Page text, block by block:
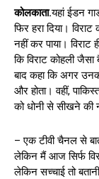
कोलकाता.यहां ईडन
फिर हरा दिया।
नहीं कर पाया।
कि विराट कोहली
बाद कहा कि अगर
और होता। वहीं,
को धोनी से सीखने की
– एक टीवी चैनल से
लेकिन मैं आज सिर्फ
लेकिन सच्चाई तो